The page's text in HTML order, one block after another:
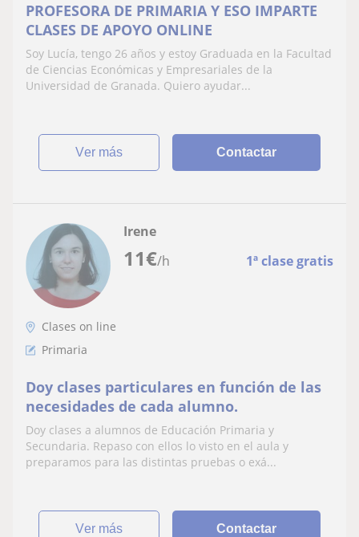
PROFESORA DE PRIMARIA Y ESO IMPARTE
CLASES DE APOYO ONLINE
Soy Lucía, tengo 26 años y estoy Graduada en la Facultad
de Ciencias Económicas y Empresariales de la
Universidad de Granada. Quiero ayudar...
ver más Contactar
11€/h 1ª clase gratis
Irene
Clases on line
Primaria
Doy clases particulares en función de las
necesidades de cada alumno.
Doy clases a alumnos de Educación Primaria y
Secundaria. Repaso con ellos lo visto en el aula y
preparamos para las distintas pruebas o exá...
ver más Contactar